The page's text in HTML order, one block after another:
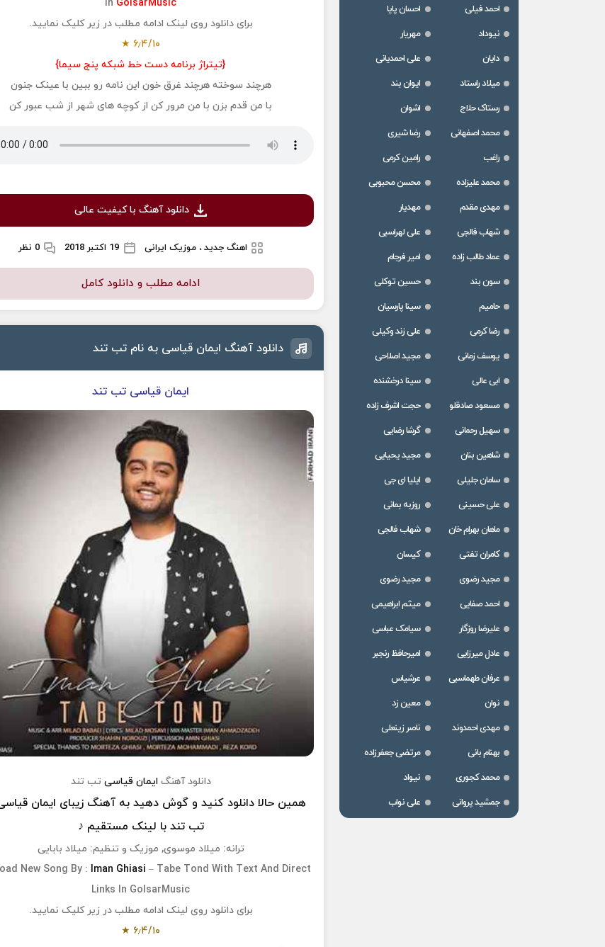
In GolsarMusic
برای دانلود روی لینک ادامه مطلب در زیر کلیک نمایید.
۶٫۴/۱۰
★
{تیتراژ برنامه دست خط شبکه پنج سیما}
هرچند سوخته هرچند غرق خون این نامه رو ببین با عینک جنون
با من قدم بزن با من مرور کن از کوچه های شهر از شب عبور کن
دانلود آهنگ با کیفیت عالی
اهنگ جدید ، موزیک ایرانی 19 اکتبر 2018 0 نظر
ادامه مطلب و دانلود کامل
دانلود آهنگ ایمان قیاسی به نام تب تند
ایمان قیاسی تب تند
دانلود آهنگ ایمان قیاسی تب تند
همین حالا دانلود کنید و گوش دهید به آهنگ زیبای ایمان
تب تند با لینک مستقیم ♪
ترانه: میلاد موسوی, موزیک و تنظیم: میلاد بابایی
New Song By : Iman Ghiasi – Tabe Tond With Text And Direct
Links In GolsarMusic
برای دانلود روی لینک ادامه مطلب در زیر کلیک نمایید.
۶٫۴/۱۰
★
احمد فیلی
احسان پایا
نیوداد
مهریار
دایان
علی احمدیانی
میلاد راستاد
ایوان بند
رستاک حلاج
اشوان
محمد اصفهانی
رضا شیری
راغب
رامین کرمی
محمد علیزاده
محسن محبوبی
مهدی مقدم
مهدیار
شهاب فالجی
علی لهراسبی
عماد طالب زاده
امیر فرجام
سون بند
حسین توکلی
حامیم
سینا پارسیان
رضا کرمی
علی زند وکیلی
یوسف زمانی
مجید اصلاحی
ابی عالی
سینا درخشنده
مسعود صادقلو
حجت اشرف زاده
سهیل رحمانی
گرشا رضایی
شاهین بنان
مجید یحیایی
سامان جلیلی
ایلیا ای جی
علی حسینی
روزبه بمانی
ماهان بهرام خان
شهاب فالجی
کامران تفتی
کیسان
مجید رضوی
مجید رضوی
احمد صفایی
میثم ابراهیمی
علیرضا روزگار
سیامک عباسی
عادل میرزایی
امیرحافظ رنجبر
عرفان طهماسبی
عرشیاس
نوان
معین زد
مهدی احمدوند
ناصر زینعلی
بهنام بانی
مرتضی جعفرزاده
محمد کجوری
نیواد
جمشید پروانی
علی نواب